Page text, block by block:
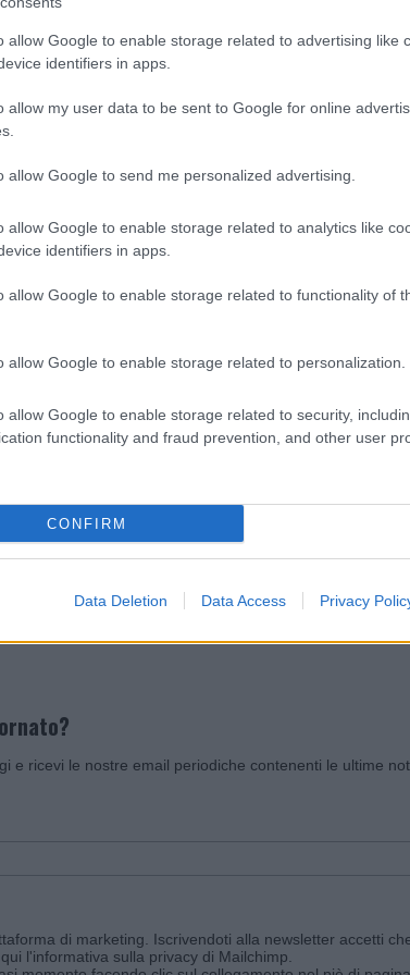
allow Google to enable storage related to advertising like
identifiers in apps.
allow my user data to be sent to Google for online
allow Google to send me personalized advertising.
allow Google to enable storage related to analytics like
identifiers in apps.
allow Google to enable storage related to functionality of
allow Google to enable storage related to personalization.
allow Google to enable storage related to security,
functionality and fraud prevention, and other user
CONFIRM
Data Deletion Data Access Privacy
cliccandoqui
nella sezione Login
dal menù del sito o
Prossimo articolo
e ricevi le nostre email periodiche contenenti le ultime
di marketing. Iscrivendoti alla newsletter accetti
l'informativa sulla privacy di Mailchimp